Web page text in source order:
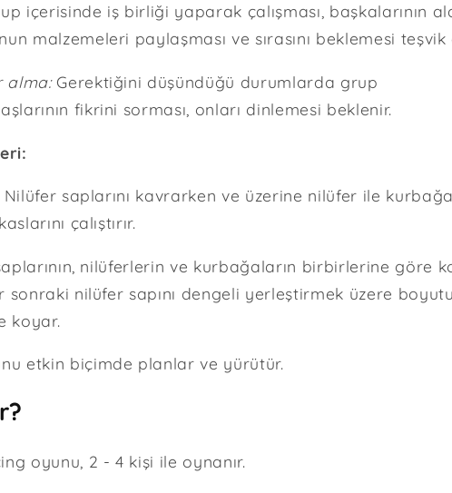
içerisinde iş birliği yaparak çalışması, başkalarının
malzemeleri paylaşması ve sırasını beklemesi teşvik
alma:Gerektiğini düşündüğü durumlarda grup
fikrini sorması, onları dinlemesi beklenir.
saplarını kavrarken ve üzerine nilüfer ile
çalıştırır.
nilüferlerin ve kurbağaların birbirlerine göre
nilüfer sapını dengeli yerleştirmek üzere
koyar.
etkin biçimde planlar ve yürütür.
oyunu, 2 - 4 kişi ile oynanır.